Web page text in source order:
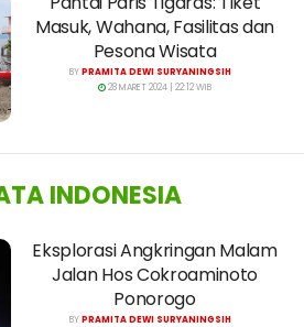
Masuk, Wahana, Fasilitas dan
Pesona Wisata
BYPRAMITA DEWI SURYANINGSIH
28 MARET 2024 | 22:12 WIB
INDONESIA
Eksplorasi Angkringan Malam
Jalan Hos Cokroaminoto
Ponorogo
BYPRAMITA DEWI SURYANINGSIH